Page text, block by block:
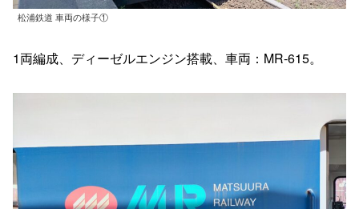
松浦鉄道 車両の様子①
1両編成、ディーゼルエンジン搭載、車両：MR-615。